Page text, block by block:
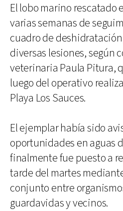
El lobo marino rescatado
varias semanas de
cuadro de
diversas lesiones, según
veterinaria Paula Pitura,
luego del operativo
Playa Los Sauces.
El ejemplar había sido
oportunidades en aguas
finalmente fue puesto a
tarde del martes
conjunto entre
guardavidas y vecinos.